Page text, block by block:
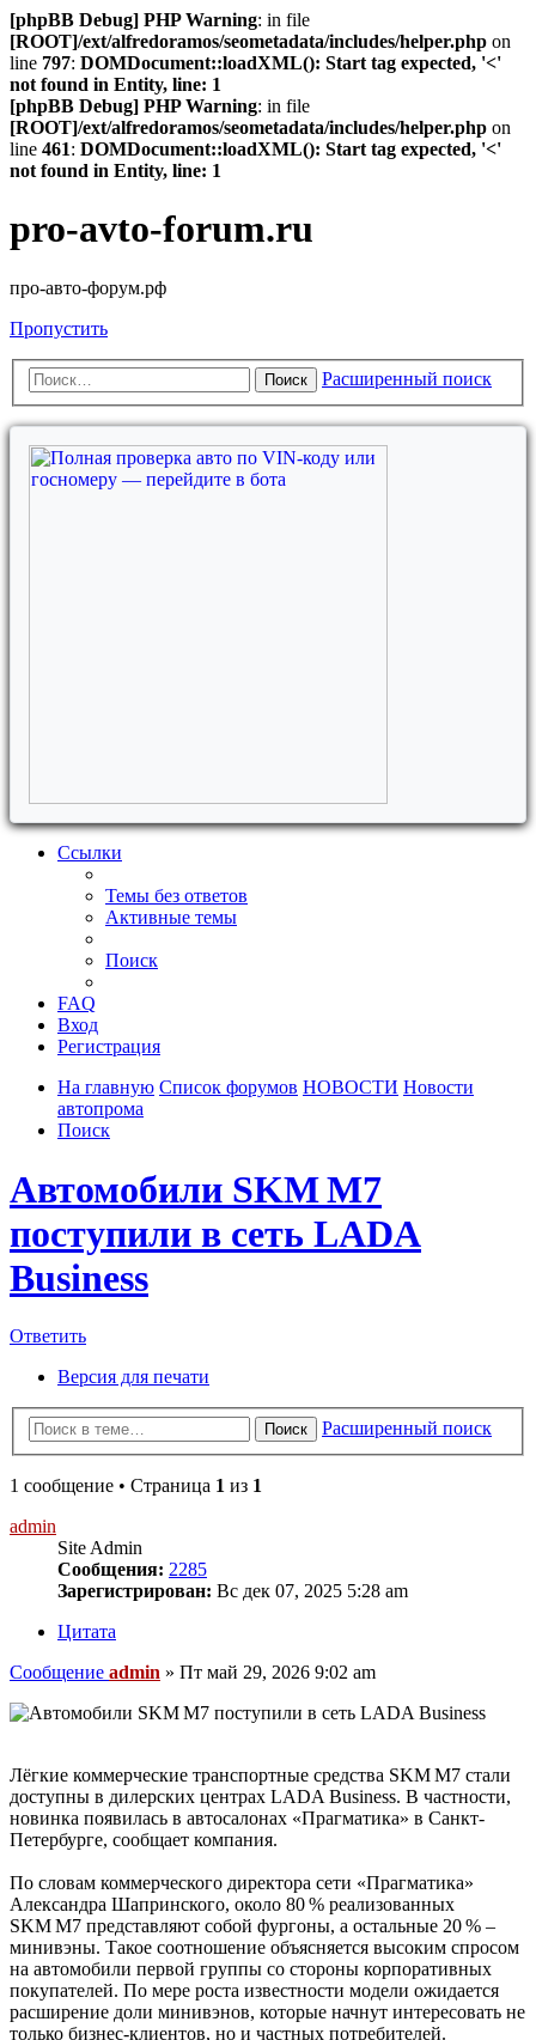
[phpBB Debug] PHP Warning: in file
[ROOT]/ext/alfredoramos/seometadata/includes/helper.php on
line 797: DOMDocument::loadXML(): Start tag expected, '<'
not found in Entity, line: 1
[phpBB Debug] PHP Warning: in file
[ROOT]/ext/alfredoramos/seometadata/includes/helper.php on
line 461: DOMDocument::loadXML(): Start tag expected, '<'
not found in Entity, line: 1
pro-avto-forum.ru
про-авто-форум.рф
Пропустить
Поиск Расширенный поиск
Ссылки
Темы без ответов
Активные темы
Поиск
FAQ
Вход
Регистрация
На главную Список форумов НОВОСТИ Новости
автопрома
Поиск
Автомобили SKM M7
поступили в сеть LADA
Business
Ответить
Версия для печати
Поиск Расширенный поиск
1 сообщение • Страница 1 из 1
admin
Site Admin
Сообщения: 2285
Зарегистрирован: Вс дек 07, 2025 5:28 am
Цитата
Сообщение admin » Пт май 29, 2026 9:02 am
Лёгкие коммерческие транспортные средства SKM M7 стали
доступны в дилерских центрах LADA Business. В частности,
новинка появилась в автосалонах «Прагматика» в Санкт-
Петербурге, сообщает компания.
По словам коммерческого директора сети «Прагматика»
Александра Шапринского, около 80 % реализованных
SKM M7 представляют собой фургоны, а остальные 20 % –
минивэны. Такое соотношение объясняется высоким спросом
на автомобили первой группы со стороны корпоративных
покупателей. По мере роста известности модели ожидается
расширение доли минивэнов, которые начнут интересовать не
только бизнес‑клиентов, но и частных потребителей.